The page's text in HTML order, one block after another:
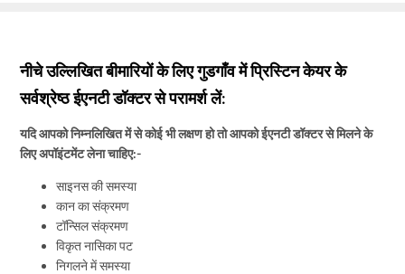
नीचे उल्लिखित बीमारियों के लिए गुडगाँव में प्रिस्टिन केयर के
सर्वश्रेष्ठ ईएनटी डॉक्टर से परामर्श लें:
यदि आपको निम्नलिखित में से कोई भी लक्षण हो तो आपको ईएनटी डॉक्टर से मिलने के
लिए अपॉइंटमेंट लेना चाहिए:-
साइनस की समस्या
कान का संक्रमण
टॉन्सिल संक्रमण
विकृत नासिका पट
निगलने में समस्या